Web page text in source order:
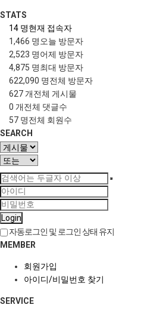
STATS
14 명현재 접속자
1,466 명오늘 방문자
2,523 명어제 방문자
4,875 명최대 방문자
622,090 명전체 방문자
627 개전체 게시물
0 개전체 댓글수
57 명전체 회원수
SEARCH
Login
자동로그인 및 로그인 상태 유지
MEMBER
회원가입
아이디/비밀번호 찾기
SERVICE